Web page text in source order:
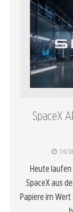
SpaceX
06/
Heute laufen
SpaceX aus
Papiere im Wert